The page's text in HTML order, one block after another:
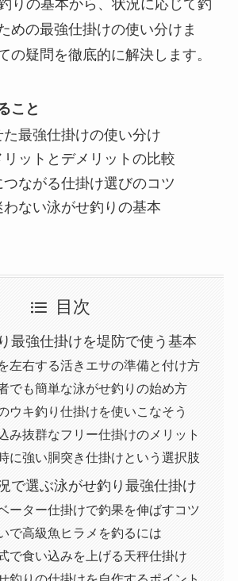
りの基本から、状況に応じて釣
めの最強仕掛けの使い分けま
の疑問を徹底的に解決します。
こと
最強仕掛けの使い分け
ットとデメリットの比較
ながる仕掛け選びのコツ
ない泳がせ釣りの基本
目次
最強仕掛けを堤防で使う基本
左右する活きエサの準備と付け方
でも簡単な泳がせ釣りの始め方
ウキ釣り仕掛けを使いこなそう
み抜群なフリー仕掛けのメリット
に強い胴突き仕掛けという選択肢
で選ぶ泳がせ釣り最強仕掛け
ーター仕掛けで釣果を伸ばすコツ
で高級魚ヒラメを釣るには
で食い込みを上げる天秤仕掛け